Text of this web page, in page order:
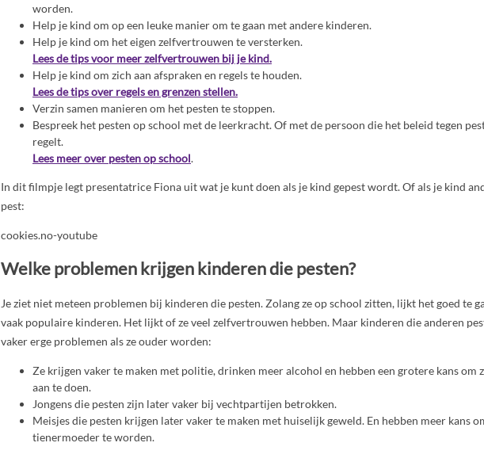
worden.
Help je kind om op een leuke manier om te gaan met andere kinderen.
Help je kind om het eigen zelfvertrouwen te versterken.
Lees de tips voor meer zelfvertrouwen bij je kind.
Help je kind om zich aan afspraken en regels te houden.
Lees de tips over regels en grenzen stellen.
Verzin samen manieren om het pesten te stoppen.
Bespreek het pesten op school met de leerkracht. Of met de persoon die het beleid tegen
regelt.
Lees meer over pesten op school.
In dit filmpje legt presentatrice Fiona uit wat je kunt doen als je kind gepest wordt. Of als je kind
pest:
cookies.no-youtube
Welke problemen krijgen kinderen die pesten?
Je ziet niet meteen problemen bij kinderen die pesten. Zolang ze op school zitten, lijkt het goed te
vaak populaire kinderen. Het lijkt of ze veel zelfvertrouwen hebben. Maar kinderen die anderen
vaker erge problemen als ze ouder worden:
Ze krijgen vaker te maken met politie, drinken meer alcohol en hebben een grotere kans om
aan te doen.
Jongens die pesten zijn later vaker bij vechtpartijen betrokken.
Meisjes die pesten krijgen later vaker te maken met huiselijk geweld. En hebben meer kans
tienermoeder te worden.